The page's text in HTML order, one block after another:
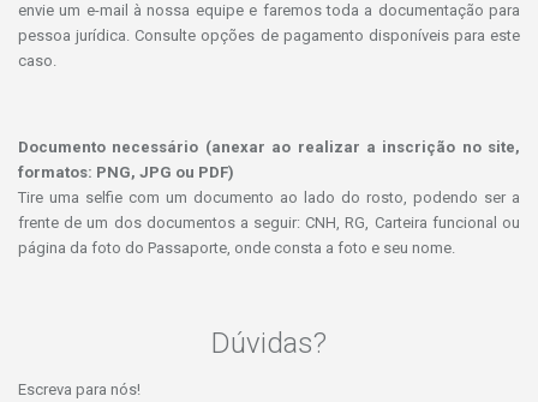
envie um e-mail à nossa equipe e faremos toda a documentação para
pessoa jurídica. Consulte opções de pagamento disponíveis para este
caso.
Documento necessário (anexar ao realizar a inscrição no site,
formatos: PNG, JPG ou PDF)
Tire uma selfie com um documento ao lado do rosto, podendo ser a
frente de um dos documentos a seguir: CNH, RG, Carteira funcional ou
página da foto do Passaporte, onde consta a foto e seu nome.
Dúvidas?
Escreva para nós!